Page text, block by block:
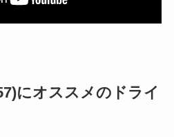
にオススメのドライ